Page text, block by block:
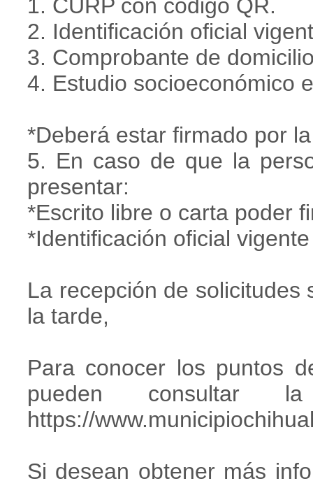
1. CURP con código QR.
2. Identificación oficial
3. Comprobante de
4. Estudio socioeconómico
*Deberá estar firmado por
5. En caso de que la
presentar:
*Escrito libre o carta poder
*Identificación oficial
La recepción de
la tarde,
Para conocer los puntos
pueden consultar
https://
Si desean obtener más